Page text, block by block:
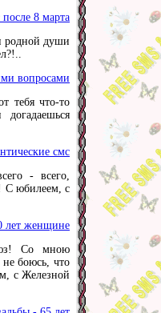
8 марта
родной души
вопросами
тебя что-то
смс
- всего,
С юбилеем, с
лет женщине
Со мною
боюсь, что
с Железной